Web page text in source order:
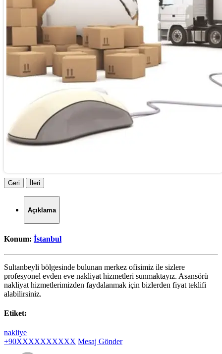
Geri İleri
Açıklama
Konum: İstanbul
Sultanbeyli bölgesinde bulunan merkez ofisimiz ile sizlere
profesyonel evden eve nakliyat hizmetleri sunmaktayız. Asansörü
nakliyat hizmetlerimizden faydalanmak için bizlerden fiyat teklifi
alabilirsiniz.
Etiket:
nakliye
+90XXXXXXXXXX Mesaj Gönder